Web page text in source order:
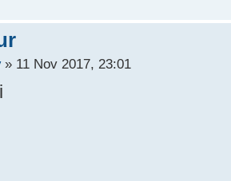
» 11 Nov 2017, 23:01